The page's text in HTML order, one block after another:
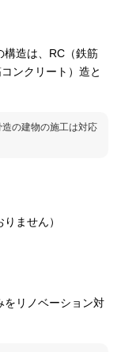
構造は、RC（鉄筋
ンクリート）造と
の建物の施工は対応
ません）
をリノベーション対